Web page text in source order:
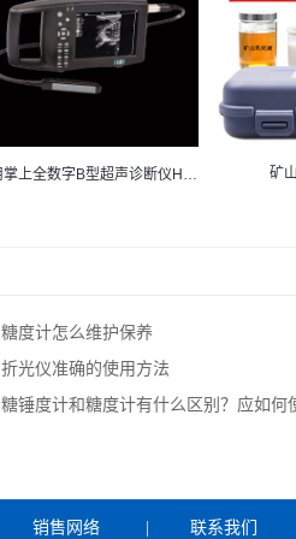
兽用掌上全数字B型超声诊断仪HD-9300A 矿
糖度计怎么维护保养
折光仪准确的使用方法
糖锤度计和糖度计有什么区别？应如何
销售网络 | 联系我们